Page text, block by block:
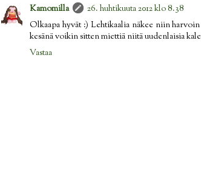
Kamomilla
26. huhtikuuta 2012 klo 8.38
Olkaapa hyvät :) Lehtikaalia näkee niin
kesänä voikin sitten miettiä niitä uudenlaisia
Vastaa